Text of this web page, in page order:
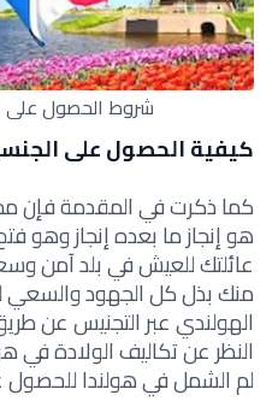
شروط الحصول على
كيفية الحصول على
كما ذكرت في المقدمة فإن
هو إنجاز ما بعده إنجاز وهو
عائلتك للعيش في بلد آمن
منك بذل كل الجهود والسعي
الهولندي عبر التجنيس عن
النظر عن تكاليف الولادة
لم الشمل في هولندا للحصول